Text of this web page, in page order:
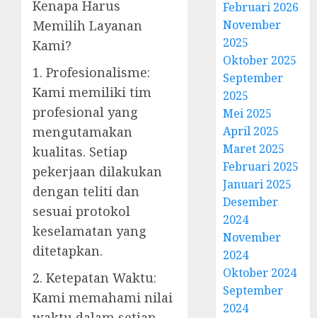
Kenapa Harus
Memilih Layanan
Kami?
1. Profesionalisme:
Kami memiliki tim
profesional yang
mengutamakan
kualitas. Setiap
pekerjaan dilakukan
dengan teliti dan
sesuai protokol
keselamatan yang
ditetapkan.
2. Ketepatan Waktu:
Kami memahami nilai
Februari 2026
November
2025
Oktober 2025
September
2025
Mei 2025
April 2025
Maret 2025
Februari 2025
Januari 2025
Desember
2024
November
2024
Oktober 2024
September
2024